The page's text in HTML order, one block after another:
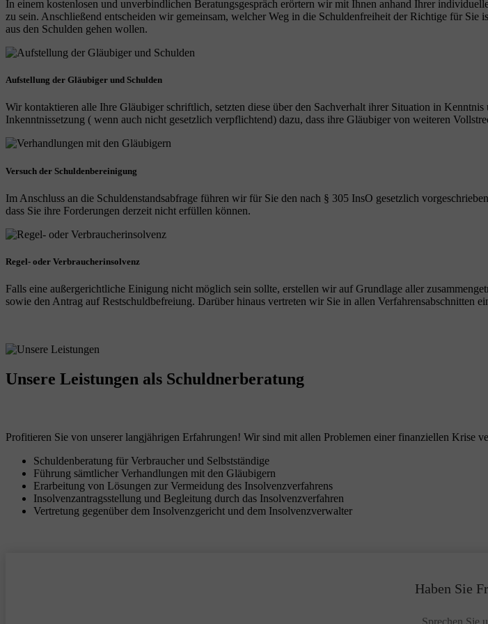
In einem kostenlosen und unverbindlichen Beratungsgespräch erörtern wir mit Ihnen anhand Ihrer
zu sein. Anschließend entscheiden wir gemeinsam, welcher Weg in die Schuldenfreiheit der Richtige für Sie
aus den Schulden gehen wollen.
Aufstellung der Gläubiger und Schulden
Wir kontaktieren alle Ihre Gläubiger schriftlich, setzten diese über den Sachverhalt ihrer Situation in
Inkenntnissetzung ( wenn auch nicht gesetzlich verpflichtend) dazu, dass ihre Gläubiger von weiteren
Versuch der Schuldenbereinigung
Im Anschluss an die Schuldenstandsabfrage führen wir für Sie den nach § 305 InsO gesetzlich
dass Sie ihre Forderungen derzeit nicht erfüllen können.
Regel- oder Verbraucherinsolvenz
Falls eine außergerichtliche Einigung nicht möglich sein sollte, erstellen wir auf Grundlage aller
sowie den Antrag auf Restschuldbefreiung. Darüber hinaus vertreten wir Sie in allen Verfahrensabschnitten
Unsere Leistungen als Schuldnerberatung
Profitieren Sie von unserer langjährigen Erfahrungen! Wir sind mit allen Problemen einer finanziellen Krise
Schuldenberatung für Verbraucher und Selbstständige
Führung sämtlicher Verhandlungen mit den Gläubigern
Erarbeitung von Lösungen zur Vermeidung des Insolvenzverfahrens
Insolvenzantragsstellung und Begleitung durch das Insolvenzverfahren
Vertretung gegenüber dem Insolvenzgericht und dem Insolvenzverwalter
Haben Sie
Sprechen Sie